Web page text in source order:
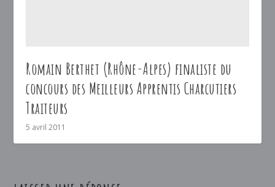
Romain Berthet (Rhône-Alpes) finaliste du
concours des Meilleurs Apprentis Charcutiers
Traiteurs
5 avril 2011